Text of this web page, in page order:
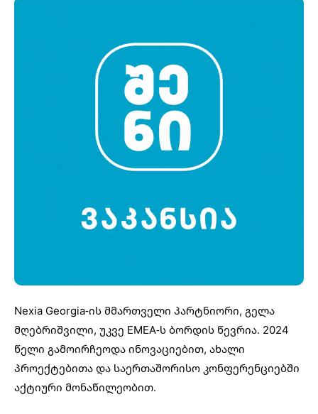
Nexia Georgia-ის მმართველი პარტნიორი, გელა
მღებრიშვილი, უკვე EMEA-ს ბორდის წევრია. 2024
წელი გამოირჩეოდა ინოვაციებით, ახალი
პროექტებითა და საერთაშორისო კონფერენციებში
აქტიური მონაწილეობით.